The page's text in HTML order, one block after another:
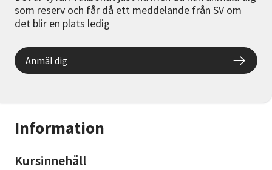
Information
Kursinnehåll
som reserv och får då ett meddelande från SV om
det blir en plats ledig
Anmäl dig